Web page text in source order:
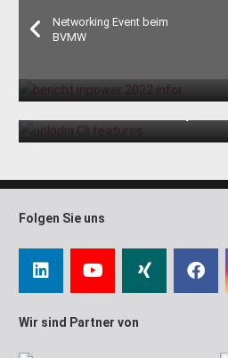
Networking Event beim
BVMW
Wir sind Partner von
Folgen Sie uns